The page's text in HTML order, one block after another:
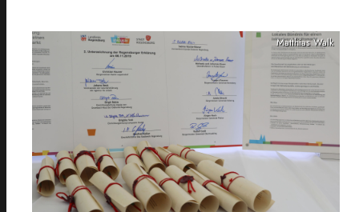
Matthias Walk